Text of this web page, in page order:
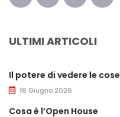
ULTIMI ARTICOLI
Il potere di vedere le cose
16 Giugno 2026
Cosa è l’Open House